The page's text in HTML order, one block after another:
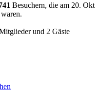
Besuchern, die am 20. Okt
und 2 Gäste